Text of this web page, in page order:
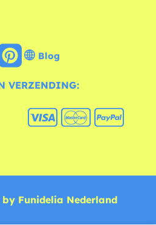
Blog
VERZENDING:
Funidelia Nederland